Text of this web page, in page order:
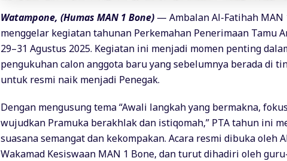
Watampone, (Humas MAN 1 Bone) — Ambalan Al-Fatihah MAN
menggelar kegiatan tahunan Perkemahan Penerimaan Tamu
29–31 Agustus 2025. Kegiatan ini menjadi momen penting
pengukuhan calon anggota baru yang sebelumnya berada di
untuk resmi naik menjadi Penegak.
Dengan mengusung tema “Awali langkah yang bermakna,
wujudkan Pramuka berakhlak dan istiqomah,” PTA tahun ini
suasana semangat dan kekompakan. Acara resmi dibuka oleh
Wakamad Kesiswaan MAN 1 Bone, dan turut dihadiri oleh